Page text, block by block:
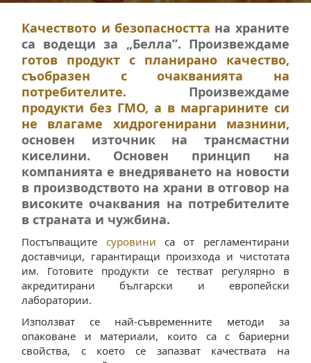
Качеството и безопасността на храните
са водещи за „Белла”. Произвеждаме
готов продукт с планирано качество,
съобразен с очакванията на
потребителите. Произвеждаме
продукти без ГМО, а в маргарините си
не влагаме хидрогенирани мазнини,
основен източник на трансмастни
киселини. Основен принцип на
компанията е внедряването на новости
в производството на храни в отговор на
високите очаквания на потребителите
в страната и чужбина.
Постъпващите суровини са от регламентирани
доставчици, гарантиращи произхода и чистотата
им. Готовите продукти се тестват регулярно в
акредитирани български и европейски
лаборатории.
Използват се най-съвременните методи за
опаковане и материали, които са с бариерни
свойства, с което се запазват качествата на